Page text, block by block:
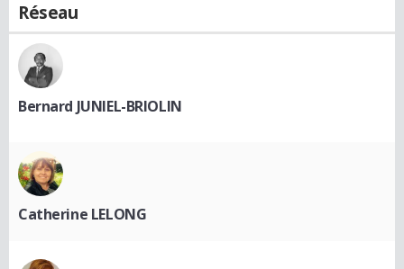
Réseau
Bernard JUNIEL-BRIOLIN
Catherine LELONG